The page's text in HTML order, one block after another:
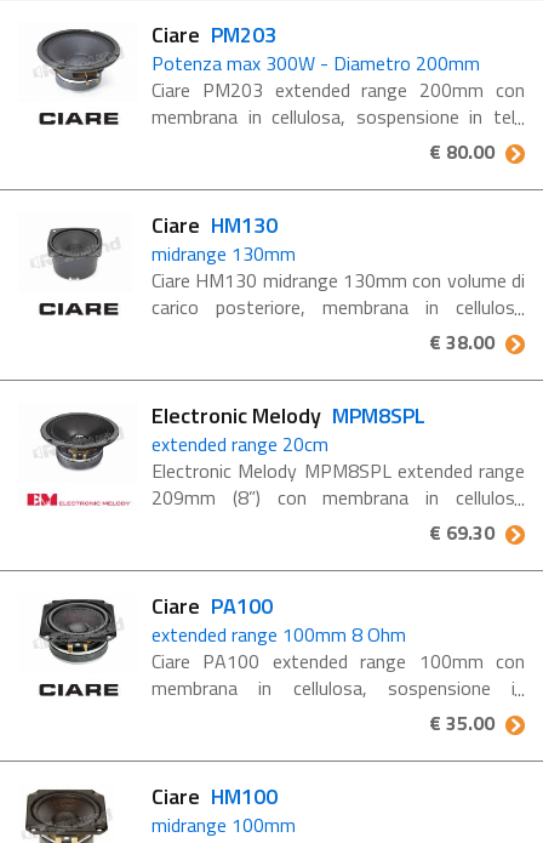
gamma completa, ...
Ciare PM203
Potenza max 300W - Diametro 200mm
Ciare PM203 extended range 200mm con
membrana in cellulosa, sospensione in tela
con NOMEX ®, avvolgimento con filo in
alluminio. Ciare è un'azienda costantemente al
passo con le innovazioni ...
€ 80.00
Ciare HM130
midrange 130mm
Ciare HM130 midrange 130mm con volume di
carico posteriore, membrana in cellulosa
smorzata e sospensione in poliuretano.
Ciare HM130 è un altoparlante ad utilizzo
midrange con diametro ...
€ 38.00
Electronic Melody MPM8SPL
extended range 20cm
Electronic Melody MPM8SPL extended range
209mm (8”) con membrana in cellulosa
impermeabilizzata e sospensione in tela,
impedenza 8 Ohm, potenza RMS 120W.
Caratteristiche tecniche ...
€ 69.30
Ciare PA100
extended range 100mm 8 Ohm
Ciare PA100 extended range 100mm con
membrana in cellulosa, sospensione in
gomma, impedenza 8 Ohm e potenza 80 W
PA100 caratteristiche tecniche: Potenza
musicale: 80 W Potenza nominale ...
€ 35.00
Ciare HM100
midrange 100mm